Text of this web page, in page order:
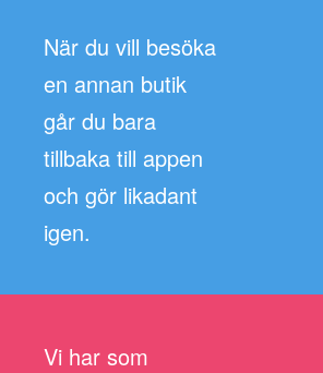
När du vill besöka
en annan butik
går du bara
tillbaka till appen
och gör likadant
igen.
Vi har som